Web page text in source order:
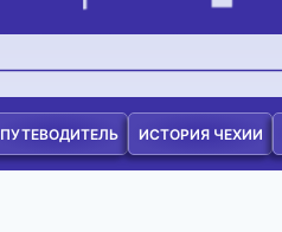
ПУТЕВОДИТЕЛЬ ИСТОРИЯ ЧЕХИИ